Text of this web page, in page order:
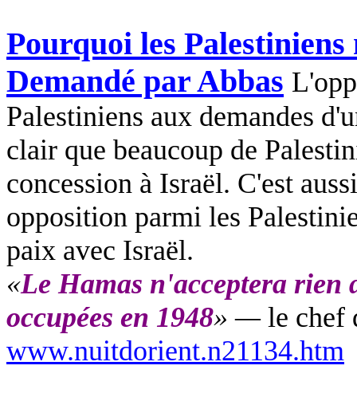
Pourquoi les
Demandé par Abbas
Palestiniens aux demandes
clair que beaucoup de
concession à Israël. C'est
opposition parmi les
paix avec Israël.
«Le Hamas n'acceptera rien
occupées en 1948» — le chef
www.nuitdorient.n21134.htm